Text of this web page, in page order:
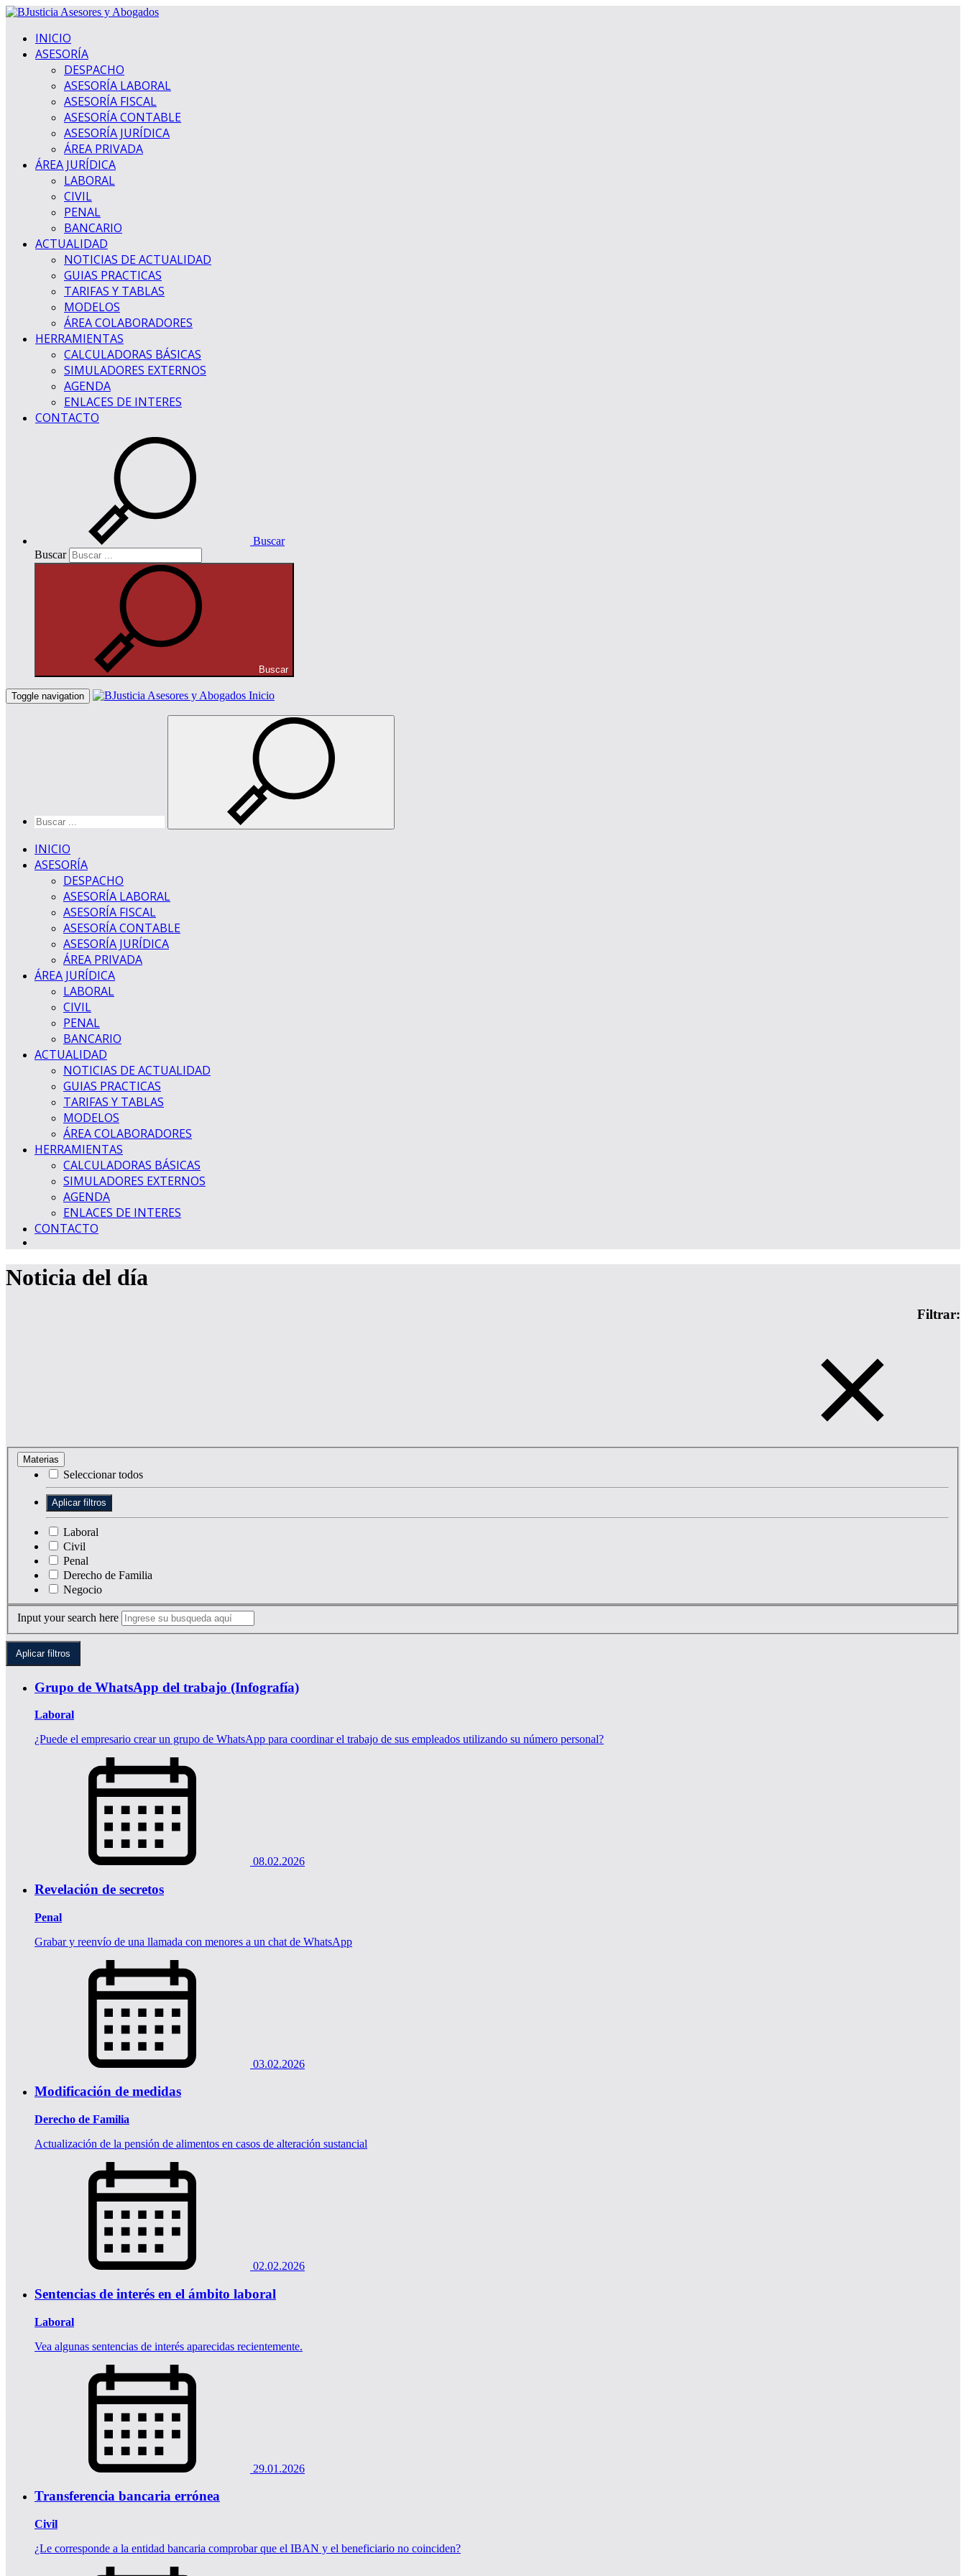
INICIO
ASESORÍA
DESPACHO
ASESORÍA LABORAL
ASESORÍA FISCAL
ASESORÍA CONTABLE
ASESORÍA JURÍDICA
ÁREA PRIVADA
ÁREA JURÍDICA
LABORAL
CIVIL
PENAL
BANCARIO
ACTUALIDAD
NOTICIAS DE ACTUALIDAD
GUIAS PRACTICAS
TARIFAS Y TABLAS
MODELOS
ÁREA COLABORADORES
HERRAMIENTAS
CALCULADORAS BÁSICAS
SIMULADORES EXTERNOS
AGENDA
ENLACES DE INTERES
CONTACTO
Buscar
Buscar
Buscar
Toggle navigation Inicio
INICIO
ASESORÍA
DESPACHO
ASESORÍA LABORAL
ASESORÍA FISCAL
ASESORÍA CONTABLE
ASESORÍA JURÍDICA
ÁREA PRIVADA
ÁREA JURÍDICA
LABORAL
CIVIL
PENAL
BANCARIO
ACTUALIDAD
NOTICIAS DE ACTUALIDAD
GUIAS PRACTICAS
TARIFAS Y TABLAS
MODELOS
ÁREA COLABORADORES
HERRAMIENTAS
CALCULADORAS BÁSICAS
SIMULADORES EXTERNOS
AGENDA
ENLACES DE INTERES
CONTACTO
Noticia del día
Filtrar:
Materias
Seleccionar todos
Laboral
Civil
Penal
Derecho de Familia
Negocio
Input your search here
Grupo de WhatsApp del trabajo (Infografía)
Laboral
¿Puede el empresario crear un grupo de WhatsApp para coordinar el trabajo de sus empleados utilizando su número personal?
08.02.2026
Revelación de secretos
Penal
Grabar y reenvío de una llamada con menores a un chat de WhatsApp
03.02.2026
Modificación de medidas
Derecho de Familia
Actualización de la pensión de alimentos en casos de alteración sustancial
02.02.2026
Sentencias de interés en el ámbito laboral
Laboral
Vea algunas sentencias de interés aparecidas recientemente.
29.01.2026
Transferencia bancaria errónea
Civil
¿Le corresponde a la entidad bancaria comprobar que el IBAN y el beneficiario no coinciden?